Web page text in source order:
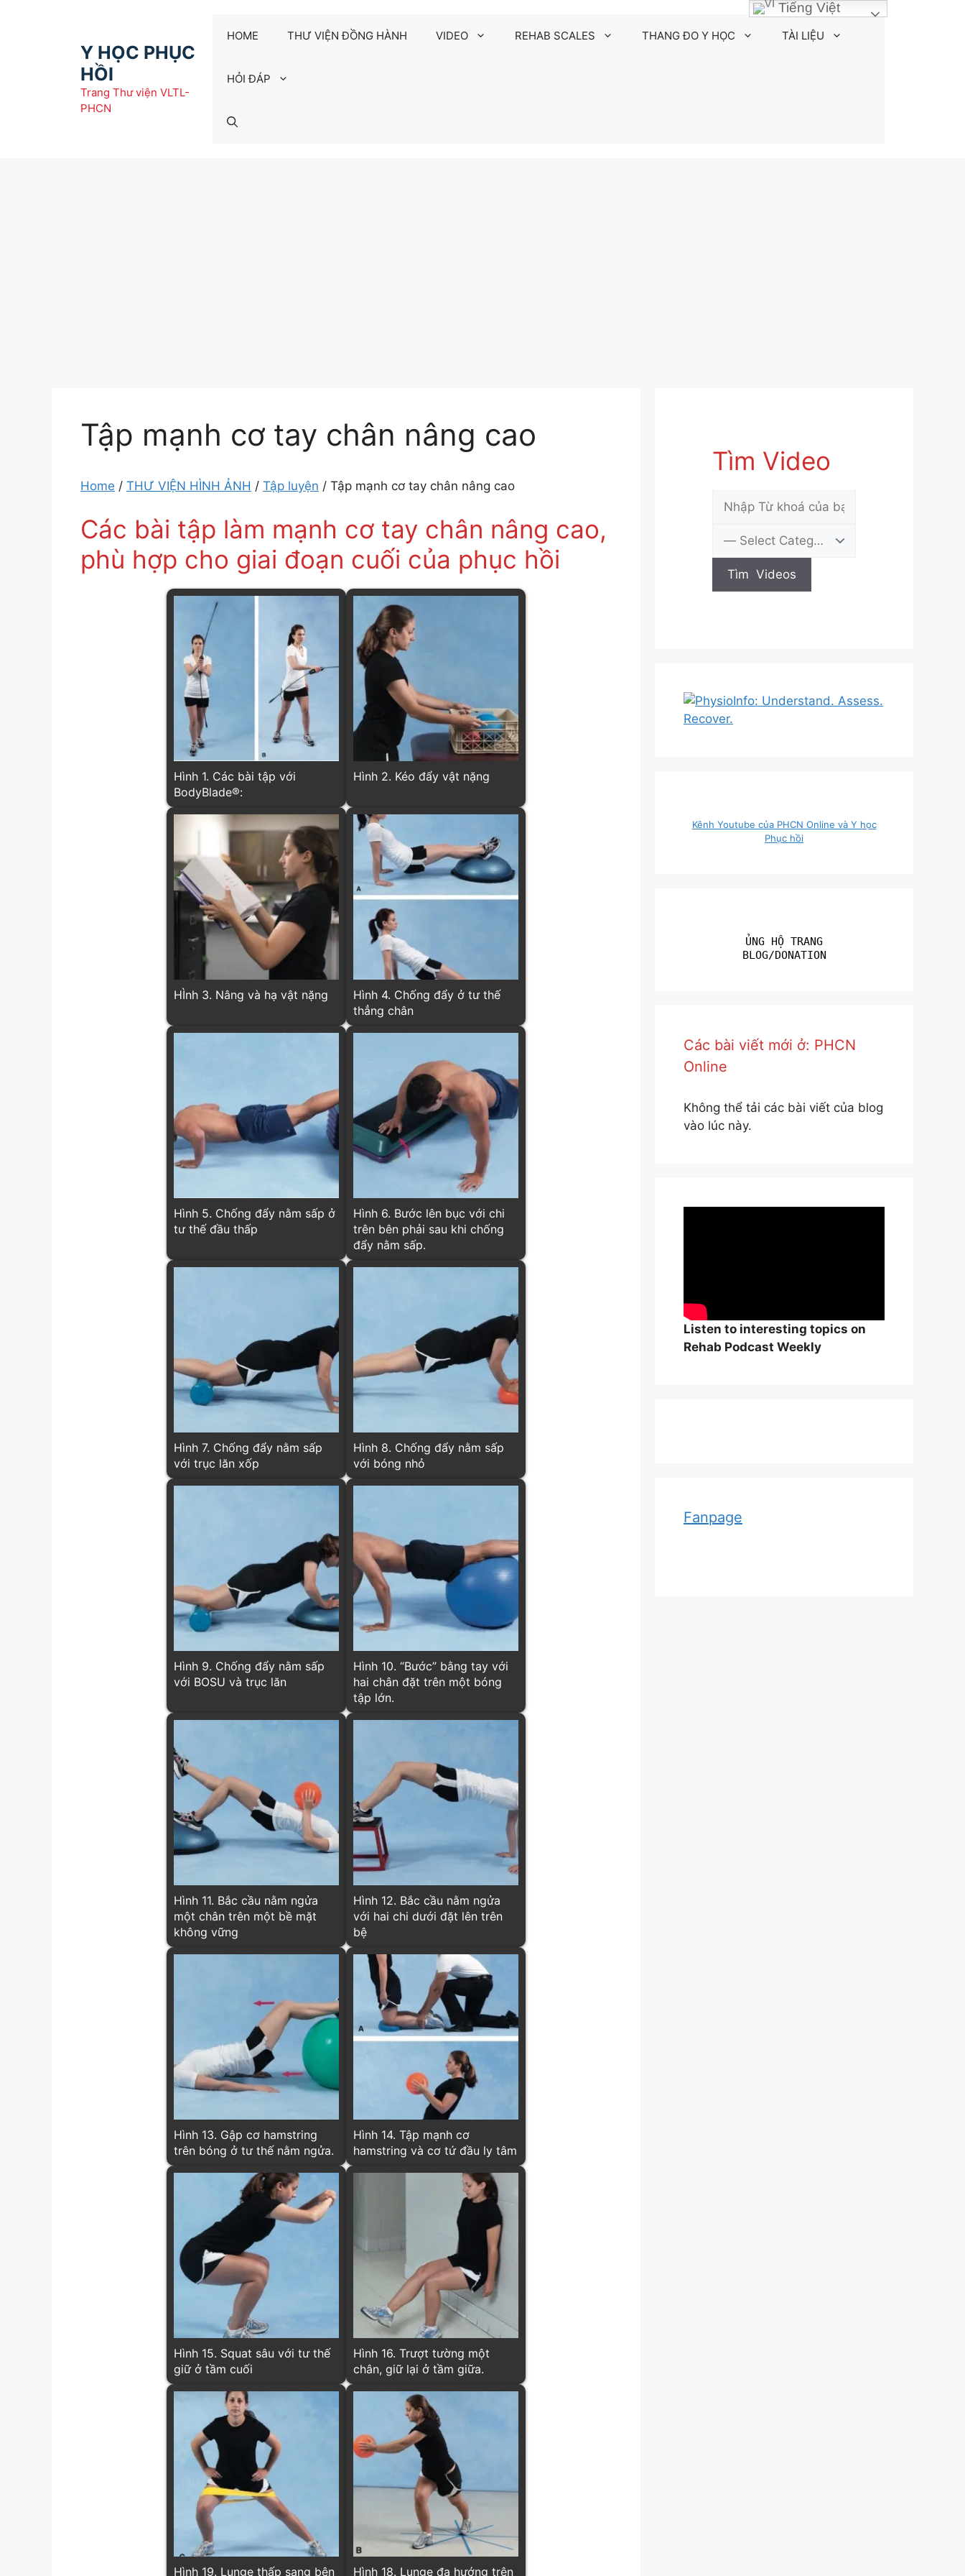
Y HỌC PHỤC
HỒI
Trang Thư viện VLTL-
PHCN
HOME THƯ VIỆN ĐỒNG HÀNH VIDEO REHAB SCALES THANG ĐO Y HỌC TÀI LIỆU
HỎI ĐÁP
Tập mạnh cơ tay chân nâng cao
Home / THƯ VIỆN HÌNH ẢNH / Tập luyện / Tập mạnh cơ tay chân nâng cao
Các bài tập làm mạnh cơ tay chân nâng cao,
phù hợp cho giai đoạn cuối của phục hồi
Hình 1. Các bài tập với
BodyBlade®:
Hình 2. Kéo đẩy vật nặng
HÌnh 3. Nâng và hạ vật nặng
Hình 4. Chống đẩy ở tư thế
thẳng chân
Hình 5. Chống đẩy nằm sấp ở
tư thế đầu thấp
Hình 6. Bước lên bục với chi
trên bên phải sau khi chống
đẩy nằm sấp.
Hình 7. Chống đẩy nằm sấp
với trục lăn xốp
Hình 8. Chống đẩy nằm sấp
với bóng nhỏ
Hình 9. Chống đẩy nằm sấp
với BOSU và trục lăn
Hình 10. “Bước” bằng tay với
hai chân đặt trên một bóng
tập lớn.
Hình 11. Bắc cầu nằm ngửa
một chân trên một bề mặt
không vững
Hình 12. Bắc cầu nằm ngửa
với hai chi dưới đặt lên trên
bệ
Hình 13. Gập cơ hamstring
trên bóng ở tư thế nằm ngửa.
Hình 14. Tập mạnh cơ
hamstring và cơ tứ đầu ly tâm
Hình 15. Squat sâu với tư thế
giữ ở tầm cuối
Hình 16. Trượt tường một
chân, giữ lại ở tầm giữa.
Hình 19. Lunge thấp sang bên Hình 18. Lunge đa hướng trên
Tìm Video
Kênh Youtube của PHCN Online và Y học
Phục hồi
ỦNG HỘ TRANG
BLOG/DONATION
Các bài viết mới ở: PHCN
Online
Không thể tải các bài viết của blog
vào lúc này.
Listen to interesting topics on
Rehab Podcast Weekly
Fanpage
Tiếng Việt